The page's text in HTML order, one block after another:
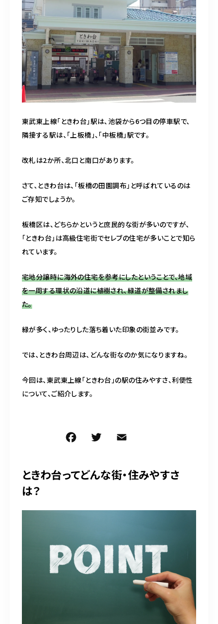
東武東上線「ときわ台」駅は、池袋から6つ目の停車駅で、
隣接する駅は、「上板橋」、「中板橋」駅です。
改札は2か所、北口と南口があります。
さて、ときわ台は、「板橋の田園調布」と呼ばれているのは
ご存知でしょうか。
板橋区は、どちらかというと庶民的な街が多いのですが、
「ときわ台」は高級住宅街でセレブの住宅が多いことで知ら
れています。
宅地分譲時に海外の住宅を参考にしたということで、地域
を一周する環状の沿道に植樹され、緑道が整備されまし
た。
緑が多く、ゆったりした落ち着いた印象の街並みです。
では、ときわ台周辺は、どんな街なのか気になりますね。
今回は、東武東上線「ときわ台」の駅の住みやすさ、利便性
について、ご紹介します。
c
e
o
k
T
it
te
ai
l
ときわ台ってどんな街・住みやすさ
は？